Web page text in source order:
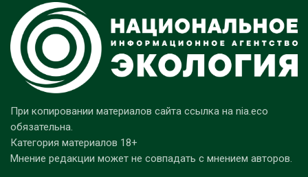
При копировании материалов сайта ссылка на nia.eco
обязательна.
Категория материалов 18+
Мнение редакции может не совпадать с мнением авторов.